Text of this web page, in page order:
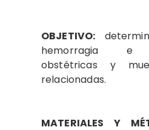
OBJETIVO:
hemorragia e
obstétricas y
relacionadas.
MATERIALES Y